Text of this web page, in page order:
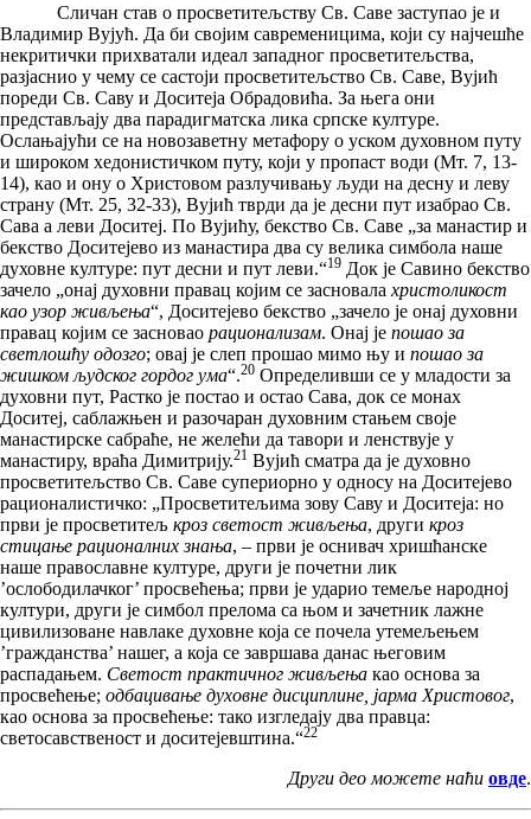
Сличан став о просветитељству Св. Саве заступао је и
Владимир Вујућ. Да би својим савременицима, који су најчешће
некритички прихватали идеал западног просветитељства,
разјаснио у чему се састоји просветитељство Св. Саве, Вујић
пореди Св. Саву и Доситеја Обрадовића. За њега они
представљају два парадигматска лика српске културе.
Ослањајући се на новозаветну метафору о уском духовном путу
и широком хедонистичком путу, који у пропаст води (Мт. 7, 13-
14), као и ону о Христовом разлучивању људи на десну и леву
страну (Мт. 25, 32-33), Вујић тврди да је десни пут изабрао Св.
Сава а леви Доситеј. По Вујићу, бекство Св. Саве „за манастир и
бекство Доситејево из манастира два су велика симбола наше
духовне културе: пут десни и пут леви.“19 Док је Савино бекство
зачело „онај духовни правац којим се засновала христоликост
као узор живљења“, Доситејево бекство „зачело је онај духовни
правац којим се засновао рационализам. Онај је пошао за
светлошћу одозго; овај је слеп прошао мимо њу и пошао за
жишком људског гордог ума“.20 Определивши се у младости за
духовни пут, Растко је постао и остао Сава, док се монах
Доситеј, саблажњен и разочаран духовним стањем своје
манастирске сабраће, не желећи да тавори и ленствује у
манастиру, враћа Димитрију.21 Вујић сматра да је духовно
просветитељство Св. Саве супериорно у односу на Доситејево
рационалистичко: „Просветитељима зову Саву и Доситеја: но
први је просветитељ кроз светост живљења, други кроз
стицање рационалних знања, – први је оснивач хришћанске
наше православне културе, други је почетни лик
’ослободилачког’ просвећења; први је ударио темеље народној
култури, други је симбол прелома са њом и зачетник лажне
цивилизоване навлаке духовне која се почела утемељењем
’гражданства’ нашег, а која се завршава данас његовим
распадањем. Светост практичног живљења као основа за
просвећење; одбацивање духовне дисциплине, јарма Христовог,
као основа за просвећење: тако изгледају два правца:
светосавственост и доситејевштина.“22
Други део можете наћи овде.